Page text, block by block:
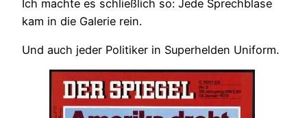
Ich machte es schließlich so: Jede Sprechblase
kam in die Galerie rein.
Und auch jeder Politiker in Superhelden Uniform.